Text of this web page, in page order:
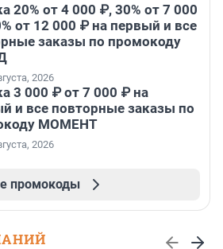
20% от 4 000 ₽, 30% от 7 000
от 12 000 ₽ на первый и все
заказы по промокоду
2026
3 000 ₽ от 7 000 ₽ на
и все повторные заказы по
МОМЕНТ
2026
промокоды